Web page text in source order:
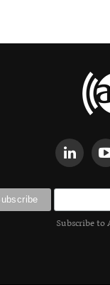
Subscribe